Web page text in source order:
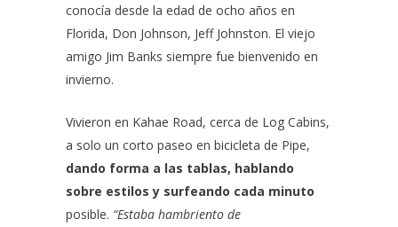
conocía desde la edad de ocho años en
Florida, Don Johnson, Jeff Johnston. El viejo
amigo Jim Banks siempre fue bienvenido en
invierno.
Vivieron en Kahae Road, cerca de Log Cabins,
a solo un corto paseo en bicicleta de Pipe,
dando forma a las tablas, hablando
sobre estilos y surfeando cada minuto
posible. “Estaba hambriento de